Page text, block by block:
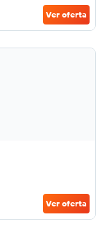
Ver oferta
Ver oferta